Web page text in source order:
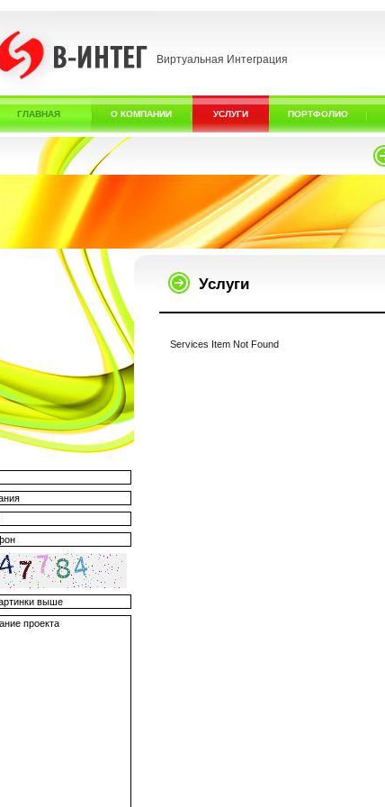
Виртуальная Интеграция
ГЛАВНАЯ О КОМПАНИИ УСЛУГИ ПОРТФОЛИО
Услуги
Services Item Not Found